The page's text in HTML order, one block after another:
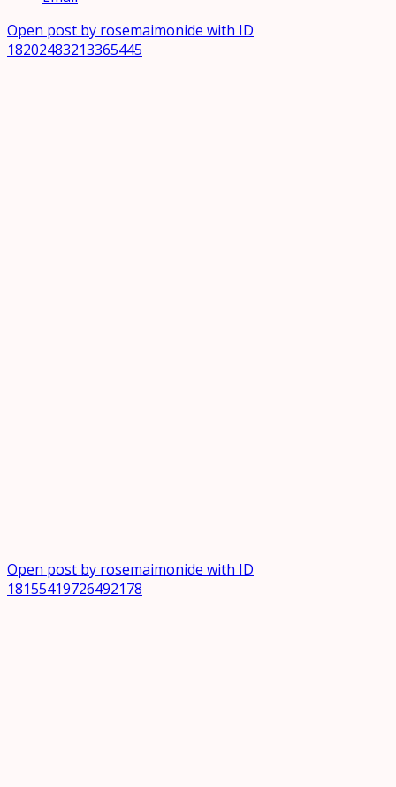
Open post by rosemaimonide with ID
18202483213365445
Open post by rosemaimonide with ID
18155419726492178